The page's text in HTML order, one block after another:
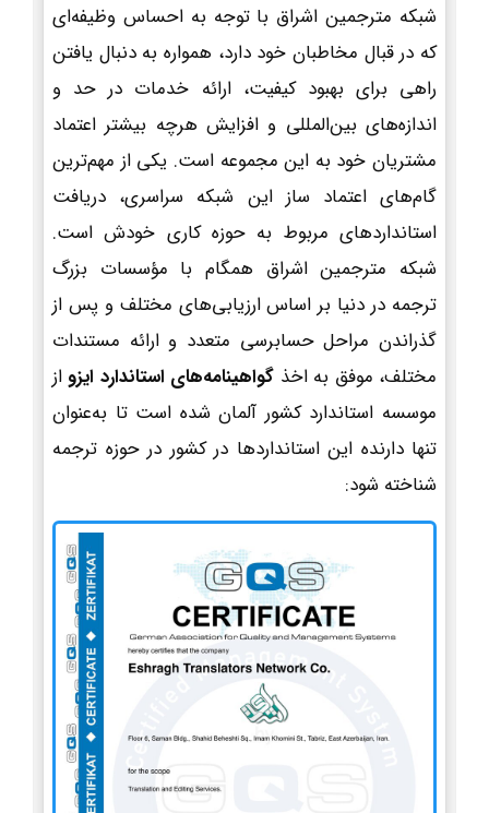
شبکه مترجمین اشراق با توجه به احساس وظیفه‌ای
که در قبال مخاطبان خود دارد، همواره به دنبال یافتن
راهی برای بهبود کیفیت، ارائه خدمات در حد و
اندازه‌های بین‌المللی و افزایش هرچه بیشتر اعتماد
مشتریان خود به این مجموعه است. یکی از مهم‌ترین
گام‌های اعتماد ساز این شبکه سراسری، دریافت
استانداردهای مربوط به حوزه کاری خودش است.
شبکه مترجمین اشراق همگام با مؤسسات بزرگ
ترجمه در دنیا بر اساس ارزیابی‌های مختلف و پس از
گذراندن مراحل حسابرسی متعدد و ارائه مستندات
مختلف، موفق به اخذ گواهینامه‌های استاندارد ایزو از
موسسه استاندارد کشور آلمان شده است تا به‌عنوان
تنها دارنده این استانداردها در کشور در حوزه ترجمه
شناخته شود: